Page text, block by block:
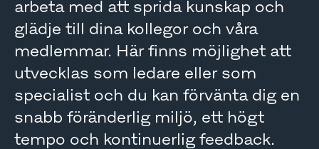
arbeta med att sprida kunskap och
glädje till dina kollegor och våra
medlemmar. Här finns möjlighet att
utvecklas som ledare eller som
specialist och du kan förvänta dig en
snabb föränderlig miljö, ett högt
tempo och kontinuerlig feedback.